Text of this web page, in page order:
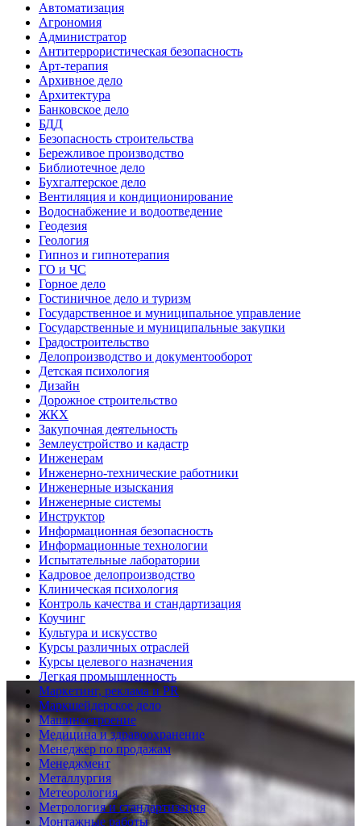
Автоматизация
Агрономия
Администратор
Антитеррористическая безопасность
Арт-терапия
Архивное дело
Архитектура
Банковское дело
БДД
Безопасность строительства
Бережливое производство
Библиотечное дело
Бухгалтерское дело
Вентиляция и кондиционирование
Водоснабжение и водоотведение
Геодезия
Геология
Гипноз и гипнотерапия
ГО и ЧС
Горное дело
Гостиничное дело и туризм
Государственное и муниципальное управление
Государственные и муниципальные закупки
Градостроительство
Делопроизводство и документооборот
Детская психология
Дизайн
Дорожное строительство
ЖКХ
Закупочная деятельность
Землеустройство и кадастр
Инженерам
Инженерно-технические работники
Инженерные изыскания
Инженерные системы
Инструктор
Информационная безопасность
Информационные технологии
Испытательные лаборатории
Кадровое делопроизводство
Клиническая психология
Контроль качества и стандартизация
Коучинг
Культура и искусство
Курсы различных отраслей
Курсы целевого назначения
Легкая промышленность
Маркетинг, реклама и PR
Маркшейдерское дело
Машиностроение
Медицина и здравоохранение
Менеджер по продажам
Менеджмент
Металлургия
Метеорология
Метрология и стандартизация
Монтажные работы